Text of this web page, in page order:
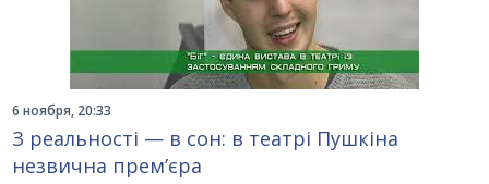
6 ноября, 20:33
З реальності — в сон: в театрі Пушкіна
незвична прем’єра